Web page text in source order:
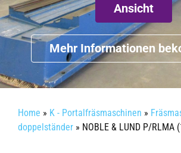
Ansicht
Mehr Informationen
Home » K - Portalfräsmaschinen »
doppelständer » NOBLE & LUND P/RLMA